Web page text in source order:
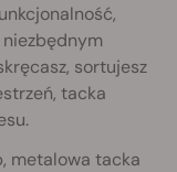
sortujesz
tacka
metalowa tacka